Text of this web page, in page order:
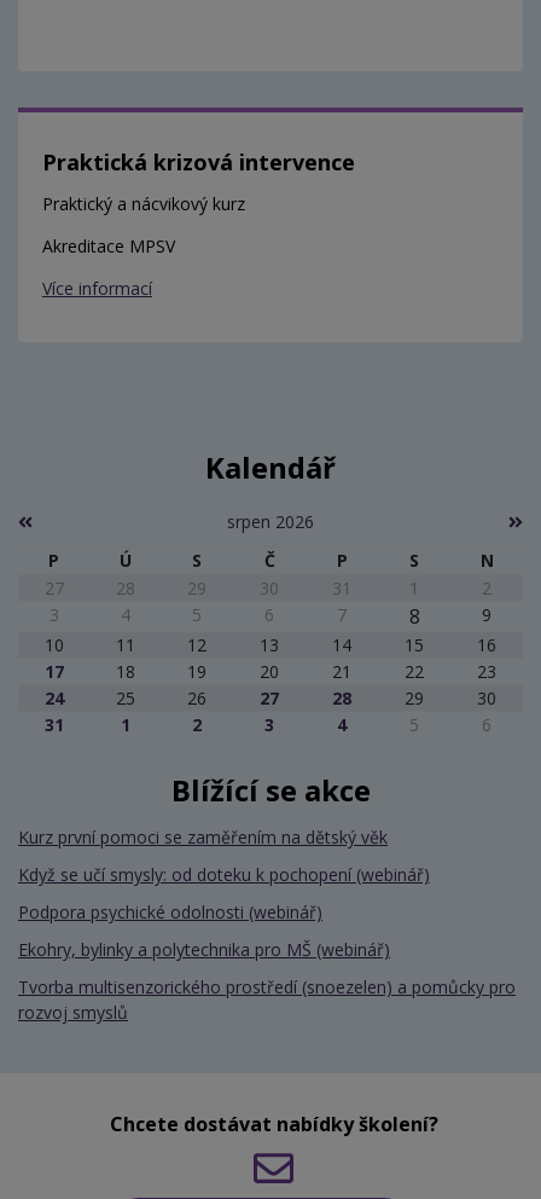
Praktická krizová intervence
Praktický a nácvikový kurz
Akreditace MPSV
Více informací
Kalendář
srpen 2026
P
Ú S Č P S
N
27
28 29 30 31 1
2
3
4 5 6 7 8
9
10
11 12 13 14 15
16
17
18 19 20 21 22
23
24
25 26 27 28 29
30
31
1 2 3 4 5 6
Blížící se akce
Kurz první pomoci se zaměřením na dětský věk
Když se učí smysly: od doteku k pochopení (webinář)
Podpora psychické odolnosti (webinář)
Ekohry, bylinky a polytechnika pro MŠ (webinář)
Tvorba multisenzorického prostředí (snoezelen) a pomůcky pro
rozvoj smyslů
Chcete dostávat nabídky školení?